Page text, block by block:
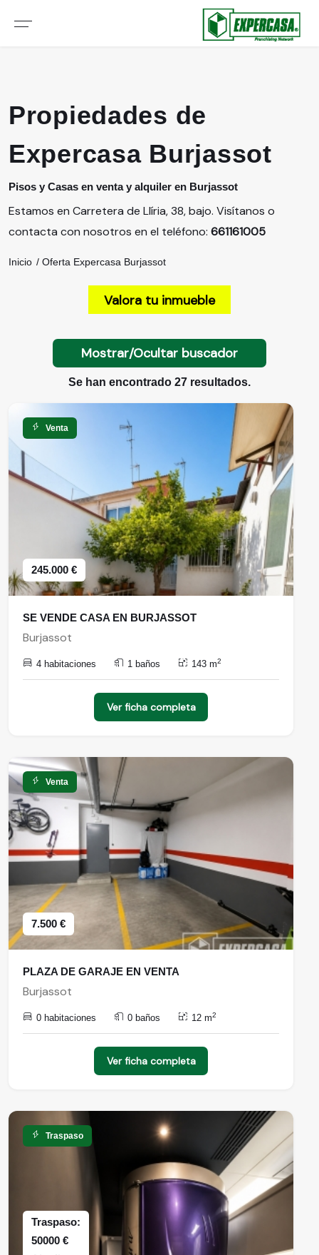
Propiedades de
Expercasa Burjassot
Pisos y Casas en venta y alquiler en Burjassot
Estamos en Carretera de Llíria, 38, bajo. Visítanos o
contacta con nosotros en el teléfono: 661161005
Inicio Oferta Expercasa Burjassot
Valora tu inmueble
Mostrar/Ocultar buscador
Se han encontrado 27 resultados.
Venta
245.000 €
SE VENDE CASA EN BURJASSOT
Burjassot
4 habitaciones 1 baños 143 m2
Ver ficha completa
Venta
7.500 €
PLAZA DE GARAJE EN VENTA
Burjassot
0 habitaciones 0 baños 12 m2
Ver ficha completa
Traspaso
Traspaso:
50000 €